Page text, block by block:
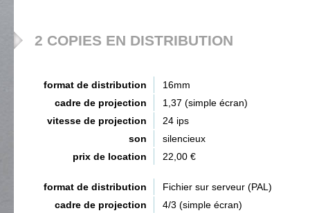
2 COPIES EN DISTRIBUTION
format de distribution
16mm
cadre de projection
1,37 (simple écran)
vitesse de projection
24 ips
son
silencieux
prix de location
22,00 €
format de distribution
Fichier sur serveur (PAL)
cadre de projection
4/3 (simple écran)